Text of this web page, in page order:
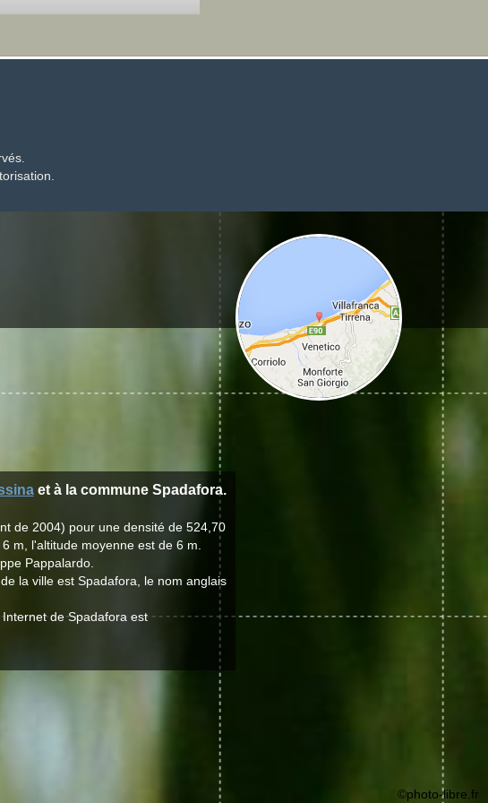
et à la commune Spadafora.
de 2004) pour une densité de 524,70
m, l'altitude moyenne est de 6 m.
Pappalardo.
la ville est Spadafora, le nom anglais
de Spadafora est
©photo-libre.fr